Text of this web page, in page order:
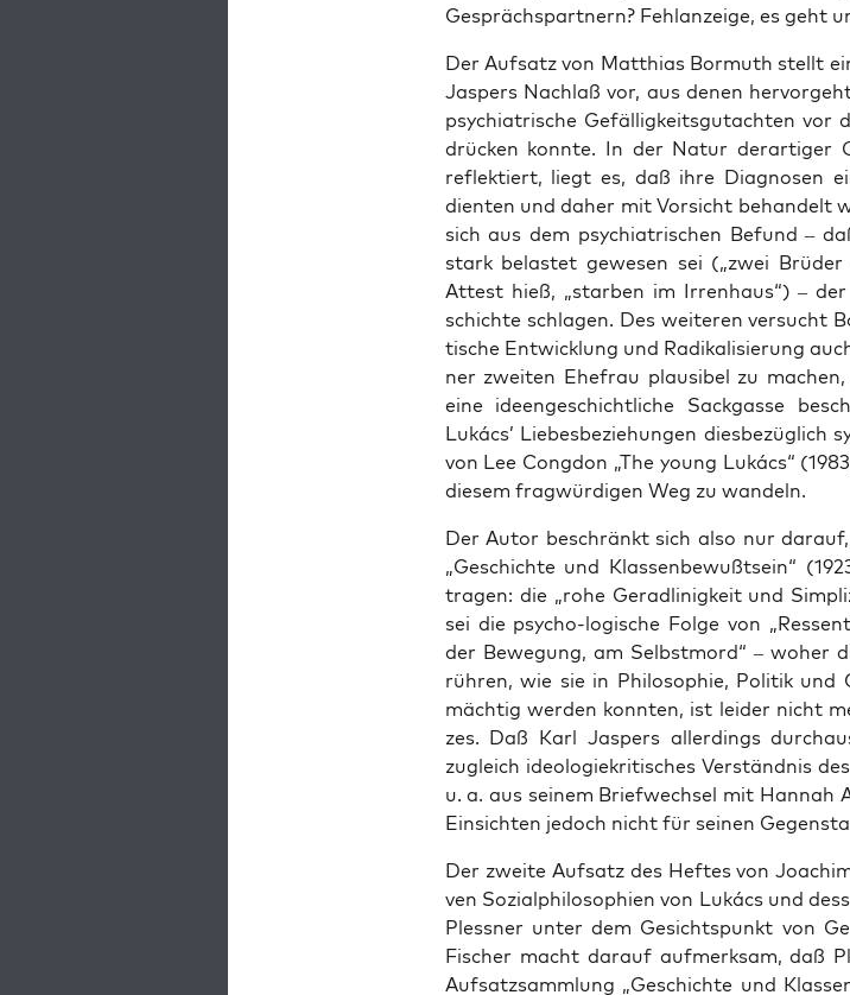
Gesprächs­part­nern? Fehl­an­zei­ge, es geht
Der Auf­satz von Mat­thi­as Bor­muth stellt
Jas­pers Nach­laß vor, aus denen
psych­ia­tri­sche Gefäl­lig­keits­gut­ach­ten vor
drü­cken konn­te. In der Natur der­ar­ti­ger
reflek­tiert, liegt es, daß ihre Dia­gno­sen
dien­ten und daher mit Vor­sicht behan­delt
sich aus dem psych­ia­tri­schen Befund –
stark belas­tet gewe­sen sei („zwei
Attest hieß, „star­ben im Irren­haus“) –
schich­te schla­gen. Des wei­te­ren ver­sucht
ti­sche Ent­wick­lung und Radi­ka­li­sie­rung
ner zwei­ten Ehe­frau plau­si­bel zu
eine ideen­ge­schicht­li­che Sack­gas­se
Lukács’ Lie­bes­be­zie­hun­gen dies­be­züg­lich
von Lee Cong­don „The young Lukács“
die­sem frag­wür­di­gen Weg zu wandeln.
Der Autor beschränkt sich also nur
„Geschich­te und Klas­sen­be­wußt­sein“
tra­gen: die „rohe Gerad­li­nig­keit und
sei die psycho-logi­sche Fol­ge von
der Bewe­gung, am Selbst­mord“ – woher
rüh­ren, wie sie in Phi­lo­so­phie, Poli­tik
mäch­tig wer­den konn­ten, ist lei­der nicht
zes. Daß Karl Jas­pers aller­dings
zugleich ideo­lo­gie­kri­ti­sches Ver­ständ­nis
u. a. aus sei­nem Brief­wech­sel mit
Ein­sich­ten jedoch nicht für sei­nen
Der zwei­te Auf­satz des Hef­tes von
ven Sozi­al­phi­lo­so­phien von Lukács und
Pless­ner unter dem Gesichts­punkt von
Fischer macht dar­auf auf­merk­sam, daß
Auf­satz­samm­lung „Geschich­te und